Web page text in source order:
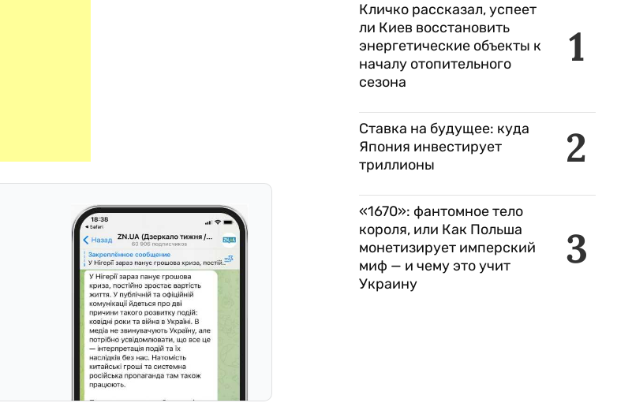
1
Кличко рассказал, успеет
ли Киев восстановить
энергетические объекты к
началу отопительного
сезона
2
Ставка на будущее: куда
Япония инвестирует
триллионы
3
«1670»: фантомное тело
короля, или Как Польша
монетизирует имперский
миф — и чему это учит
Украину